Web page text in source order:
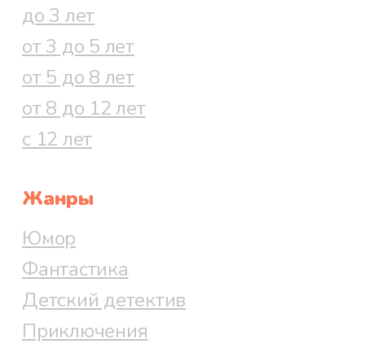
до 3 лет
от 3 до 5 лет
от 5 до 8 лет
от 8 до 12 лет
с 12 лет
Жанры
Юмор
Фантастика
Детский детектив
Приключения